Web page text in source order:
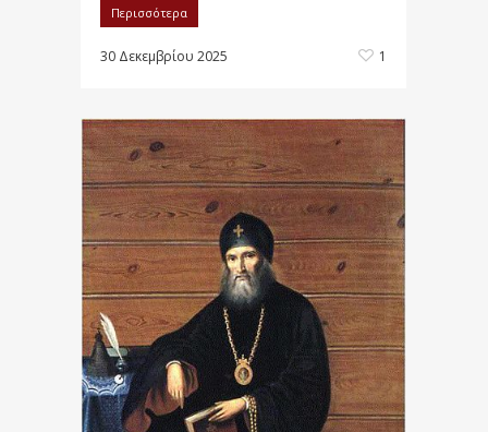
Περισσότερα
30 Δεκεμβρίου 2025 1